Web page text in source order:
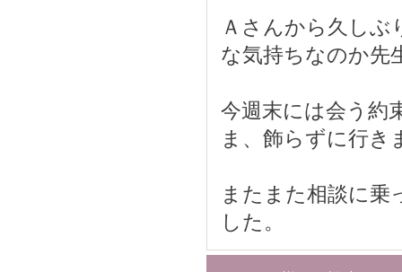
Ａさんから久し
な気持ちなのか先
今週末には会う約
ま、飾らずに行き
またまた相談に
した。